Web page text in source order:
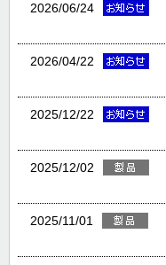
2026/06/24
2026/04/22
2025/12/22
2025/12/02
2025/11/01